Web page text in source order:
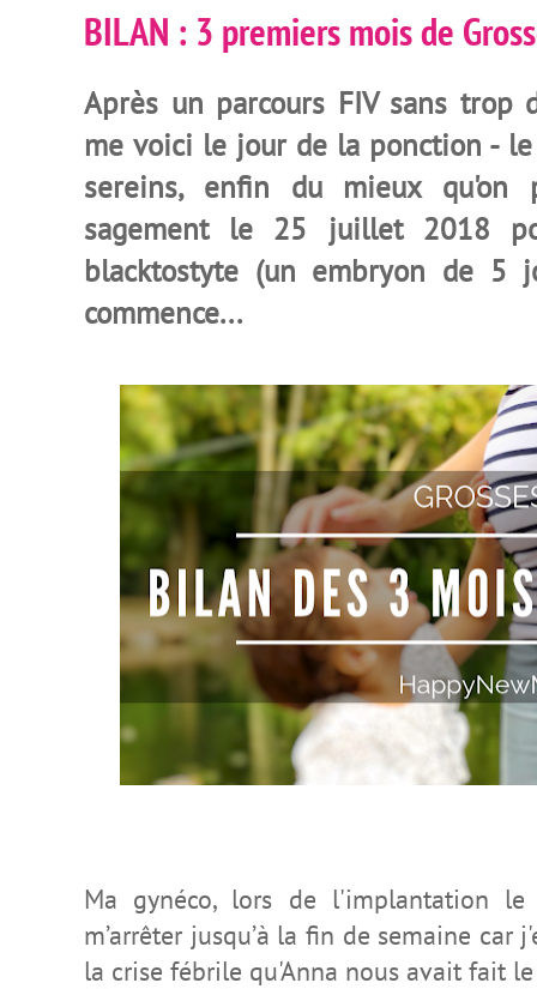
BILAN : 3 premiers mois de
Après un parcours FIV sans trop
me voici le jour de la ponction -
sereins, enfin du mieux qu'on
sagement le 25 juillet 2018
blacktostyte (un embryon de 5
commence...
Ma gynéco, lors de l'implantation
m’arrêter jusqu’à la fin de semaine
la crise fébrile qu'Anna nous avait fait